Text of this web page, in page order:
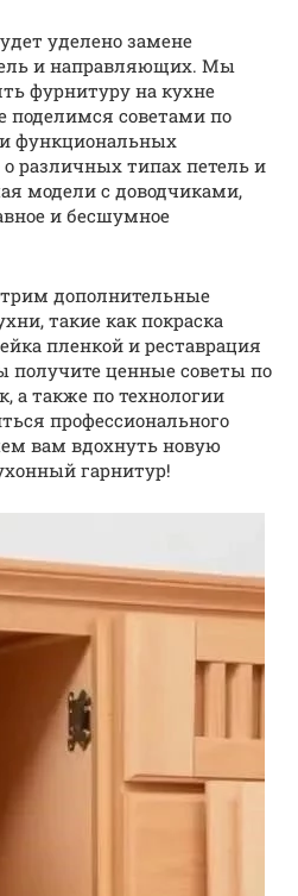
уделено замене
и направляющих. Мы
фурнитуру на кухне
поделимся советами по
функциональных
различных типах петель и
модели с доводчиками,
и бесшумное
дополнительные
такие как покраска
пленкой и реставрация
получите ценные советы по
а также по технологии
профессионального
вам вдохнуть новую
гарнитур!